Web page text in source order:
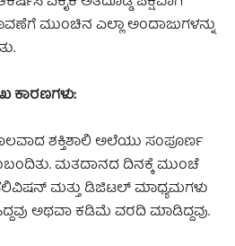
ಮುಂಚಿನ ಎಲ್ಲಾ ಅಂದಾಜುಗಳನ್ನು
ಕಾರಣಗಳು:
ಶಕ್ತಿಶಾಲಿ ಅಲೆಯು ಸಂಪೂರ್ಣ
ಮತದಾನದ ದಿನಕ್ಕೆ ಮುಂಚೆ
ಮತ್ತು ಡಿಜಿಟಲ್ ಮಾಧ್ಯಮಗಳು
ಅಥವಾ ಕಡಿಮೆ ವರದಿ ಮಾಡಿದ್ದವು.